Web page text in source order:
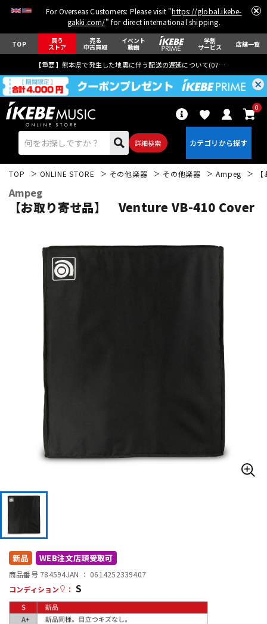
For Overseas Customers: Please visit "https://global.ikebe-
gakki.com/" for direct international shipping.
TOP 買う
ストア
売る
中古買取
イベント
動画
学割
サービス 店舗一覧
【重要】熊本県で発生した地震に伴う配送の遅延について(07月29日
詳細検索
0
パーカッション
アンプ エフェクター
配信/ライブ機器
TOP ONLINE STORE その他楽器 その他楽器 Ampeg
Ampeg
【お取り寄せ品】 Venture VB-410 Cover
新品 WEB注文店頭受取可
商品番号 784594JAN ： 0614252339407
コンディション
： S